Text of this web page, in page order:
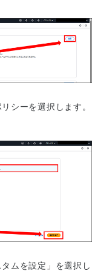
シーを選択します。
ムを設定」を選択し